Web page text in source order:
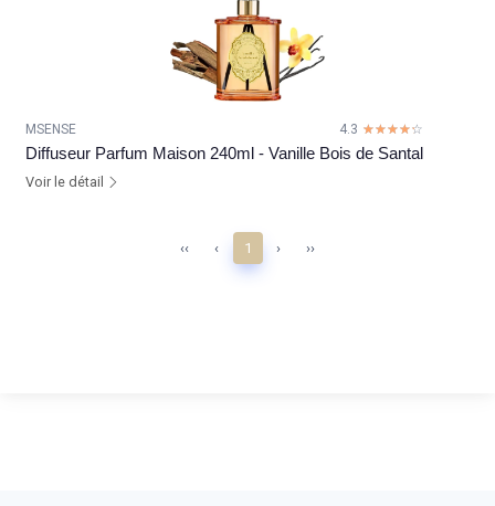
MSENSE 4.3 ☆☆☆☆☆
★★★★★
Diffuseur Parfum Maison 240ml - Vanille Bois de Santal
Voir le détail
‹‹ ‹ 1 › ››